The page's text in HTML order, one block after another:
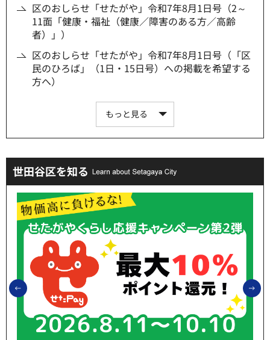
区のおしらせ「せたがや」令和7年8月1日号（2～
11面「健康・福祉（健康／障害のある方／高齢
者）」）
区のおしらせ「せたがや」令和7年8月1日号（「区
民のひろば」（1日・15日号）への掲載を希望する
方へ）
もっと見る
世田谷区を知る
前のスライドを表示